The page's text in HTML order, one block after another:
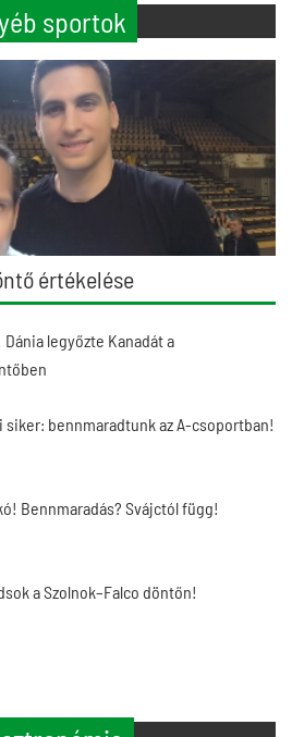
sportok
értékelése
Dánia legyőzte Kanadát a
siker: bennmaradtunk az A-csoportban!
Bennmaradás? Svájctól függ!
a Szolnok–Falco döntőn!